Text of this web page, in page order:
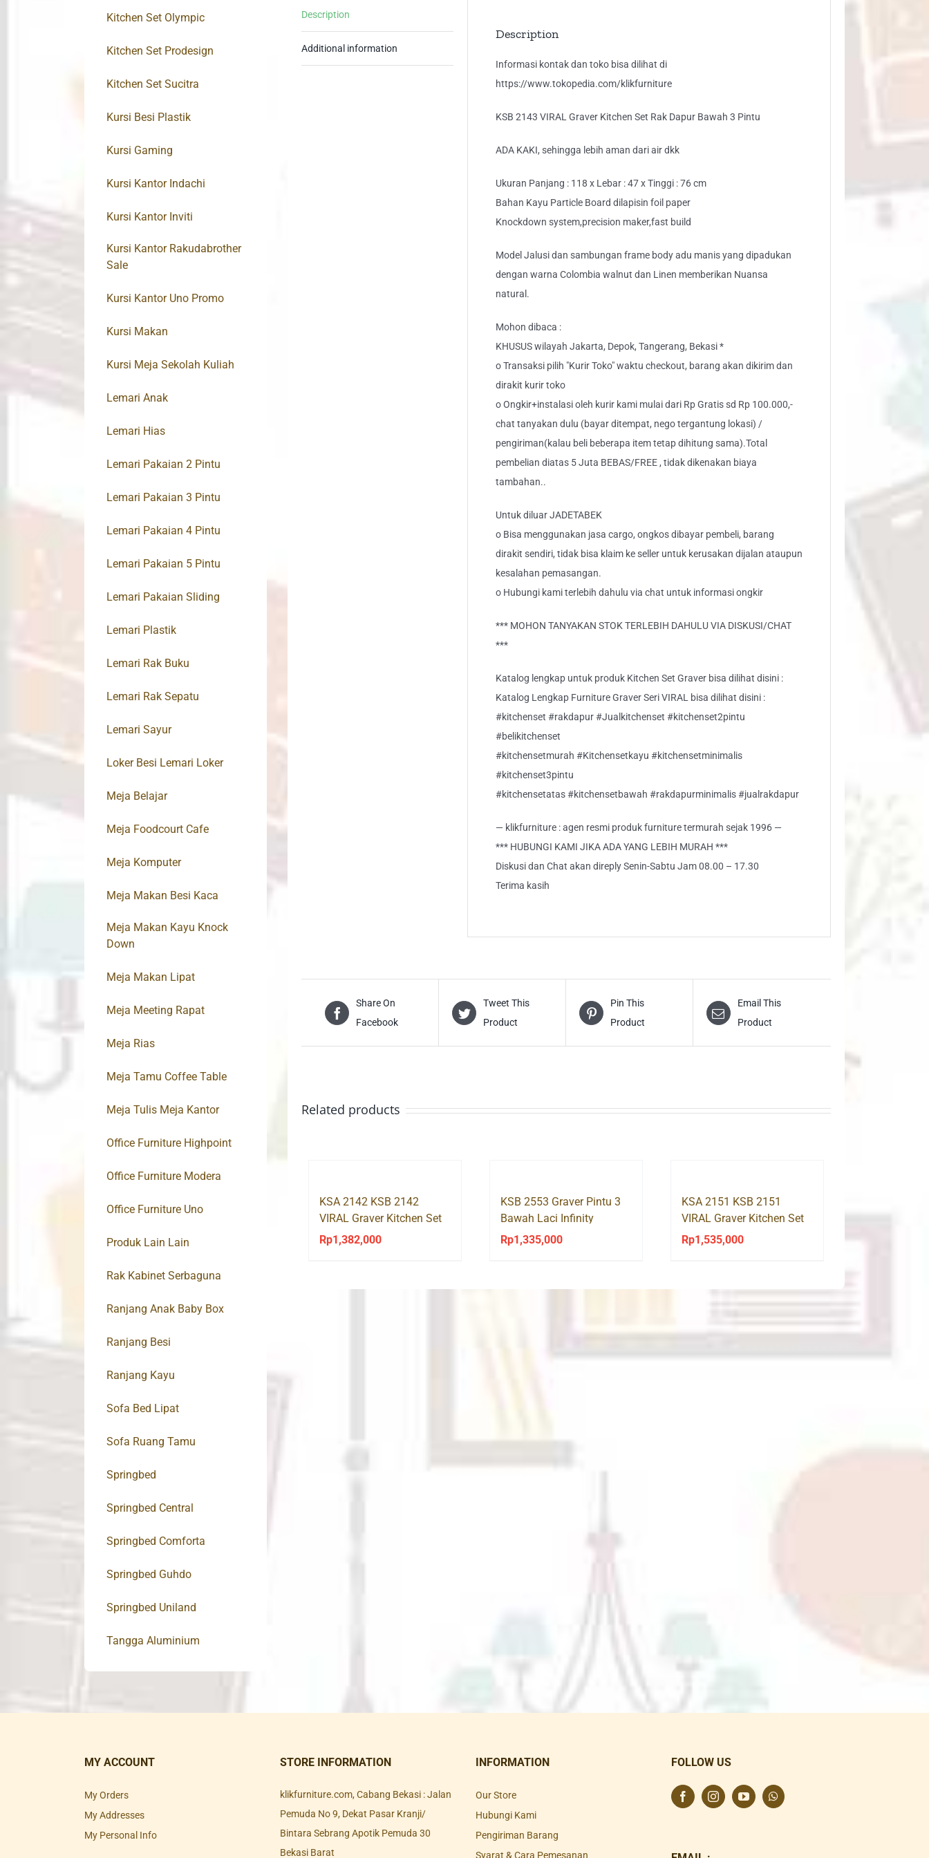
Dapur
Pintu
quantity
Description
Additional information
Description
Informasi kontak dan toko bisa dilihat di
https://www.tokopedia.com/klikfurniture
KSB 2143 VIRAL Graver Kitchen Set Rak Dapur Bawah 3 Pintu
ADA KAKI, sehingga lebih aman dari air dkk
Ukuran Panjang : 118 x Lebar : 47 x Tinggi : 76 cm
Bahan Kayu Particle Board dilapisin foil paper
Knockdown system,precision maker,fast build
Model Jalusi dan sambungan frame body adu manis yang dipadukan
dengan warna Colombia walnut dan Linen memberikan Nuansa
natural.
Mohon dibaca :
KHUSUS wilayah Jakarta, Depok, Tangerang, Bekasi *
o Transaksi pilih "Kurir Toko" waktu checkout, barang akan dikirim dan
dirakit kurir toko
o Ongkir+instalasi oleh kurir kami mulai dari Rp Gratis sd Rp 100.000,-
chat tanyakan dulu (bayar ditempat, nego tergantung lokasi) /
pengiriman(kalau beli beberapa item tetap dihitung sama).Total
pembelian diatas 5 Juta BEBAS/FREE , tidak dikenakan biaya
tambahan..
Untuk diluar JADETABEK
o Bisa menggunakan jasa cargo, ongkos dibayar pembeli, barang
dirakit sendiri, tidak bisa klaim ke seller untuk kerusakan dijalan ataupun
kesalahan pemasangan.
o Hubungi kami terlebih dahulu via chat untuk informasi ongkir
*** MOHON TANYAKAN STOK TERLEBIH DAHULU VIA DISKUSI/CHAT
***
Katalog lengkap untuk produk Kitchen Set Graver bisa dilihat disini :
Katalog Lengkap Furniture Graver Seri VIRAL bisa dilihat disini :
#kitchenset #rakdapur #Jualkitchenset #kitchenset2pintu
#belikitchenset
#kitchensetmurah #Kitchensetkayu #kitchensetminimalis
#kitchenset3pintu
#kitchensetatas #kitchensetbawah #rakdapurminimalis #jualrakdapur
— klikfurniture : agen resmi produk furniture termurah sejak 1996 —
*** HUBUNGI KAMI JIKA ADA YANG LEBIH MURAH ***
Diskusi dan Chat akan direply Senin-Sabtu Jam 08.00 – 17.30
Terima kasih
Share On
Facebook
Tweet This
Product
Pin This
Product
Email This
Product
Related products
KSA 2142 KSB 2142
VIRAL Graver Kitchen Set
Rak Dapur Atas Bawah
Rp1,382,000
KSB 2553 Graver Pintu 3
Bawah Laci Infinity
Rp1,335,000
KSA 2151 KSB 2151
VIRAL Graver Kitchen Set
Rak Dapur Sudut
Rp1,535,000
Kitchen Set Olympic
Kitchen Set Prodesign
Kitchen Set Sucitra
Kursi Besi Plastik
Kursi Gaming
Kursi Kantor Indachi
Kursi Kantor Inviti
Kursi Kantor Rakudabrother
Sale
Kursi Kantor Uno Promo
Kursi Makan
Kursi Meja Sekolah Kuliah
Lemari Anak
Lemari Hias
Lemari Pakaian 2 Pintu
Lemari Pakaian 3 Pintu
Lemari Pakaian 4 Pintu
Lemari Pakaian 5 Pintu
Lemari Pakaian Sliding
Lemari Plastik
Lemari Rak Buku
Lemari Rak Sepatu
Lemari Sayur
Loker Besi Lemari Loker
Meja Belajar
Meja Foodcourt Cafe
Meja Komputer
Meja Makan Besi Kaca
Meja Makan Kayu Knock
Down
Meja Makan Lipat
Meja Meeting Rapat
Meja Rias
Meja Tamu Coffee Table
Meja Tulis Meja Kantor
Office Furniture Highpoint
Office Furniture Modera
Office Furniture Uno
Produk Lain Lain
Rak Kabinet Serbaguna
Ranjang Anak Baby Box
Ranjang Besi
Ranjang Kayu
Sofa Bed Lipat
Sofa Ruang Tamu
Springbed
Springbed Central
Springbed Comforta
Springbed Guhdo
Springbed Uniland
Tangga Aluminium
MY ACCOUNT
My Orders
My Addresses
My Personal Info
STORE INFORMATION
klikfurniture.com, Cabang Bekasi : Jalan
Pemuda No 9, Dekat Pasar Kranji/
Bintara Sebrang Apotik Pemuda 30
Bekasi Barat
INFORMATION
Our Store
Hubungi Kami
Pengiriman Barang
Syarat & Cara Pemesanan
FOLLOW US